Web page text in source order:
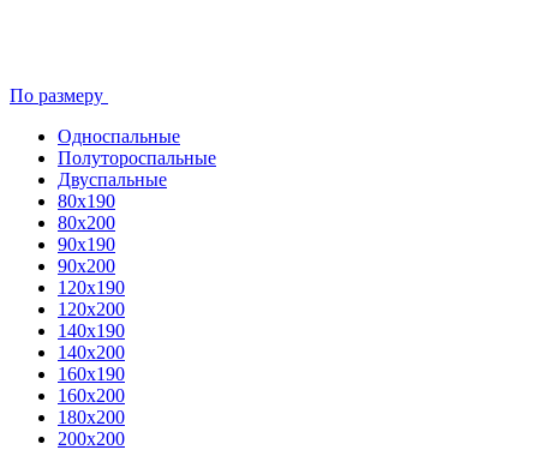
По размеру
Односпальные
Полутороспальные
Двуспальные
80x190
80х200
90х190
90х200
120х190
120х200
140х190
140х200
160х190
160х200
180х200
200х200